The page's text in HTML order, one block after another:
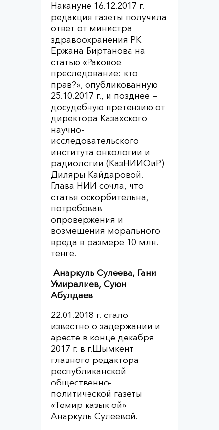
Накануне 16.12.2017 г.
редакция газеты получила
ответ от министра
здравоохранения РК
Ержана Биртанова на
статью «Раковое
преследование: кто
прав?», опубликованную
25.10.2017 г., и позднее —
досудебную претензию от
директора Казахского
научно-
исследовательского
института онкологии и
радиологии (КазНИИОиР)
Диляры Кайдаровой.
Глава НИИ сочла, что
статья оскорбительна,
потребовав
опровержения и
возмещения морального
вреда в размере 10 млн.
тенге.
Анаркуль Сулеева, Гани
Умиралиев, Суюн
Абулдаев
22.01.2018 г. стало
известно о задержании и
аресте в конце декабря
2017 г. в г.Шымкент
главного редактора
республиканской
общественно-
политической газеты
«Темир казык ой»
Анаркуль Сулеевой.